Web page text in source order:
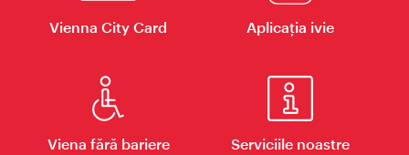
Vienna City Card Aplicaţia ivie
Viena fără bariere Serviciile noastre